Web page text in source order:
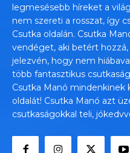
legmesésebb híreket a
nem szereti a rosszat, így
Csutka oldalán. Csutka
vendéget, aki betért
jelezvén, hogy nem
több fantasztikus
Csutka Manó mindenkinek
oldalát! Csutka Manó azt
csutkaságokkal teli,